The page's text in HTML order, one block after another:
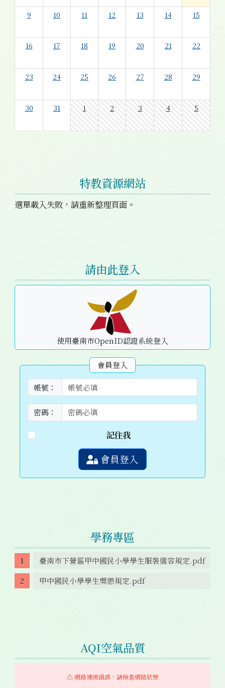
9 10 11 12 13 14 15
16 17 18 19 20 21 22
23 24 25 26 27 28 29
30 31 1 2 3 4 5
特教資源網站
選單載入失敗，請重新整理頁面。
請由此登入
使用臺南市OpenID認證系統登入
會員登入
帳號：
密碼：
記住我
會員登入
學務專區
臺南市下營區甲中國民小學學生服裝儀容規定.pdf
甲中國民小學學生獎懲規定.pdf
AQI空氣品質
⚠️ 網路連線錯誤，請檢查網路狀態